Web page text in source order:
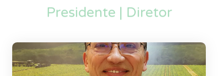
Presidente | Diretor